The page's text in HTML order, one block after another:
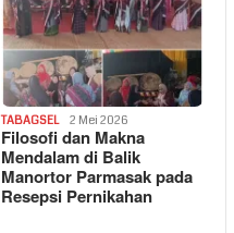
TABAGSEL 2 Mei 2026
Filosofi dan Makna
Mendalam di Balik
Manortor Parmasak pada
Resepsi Pernikahan